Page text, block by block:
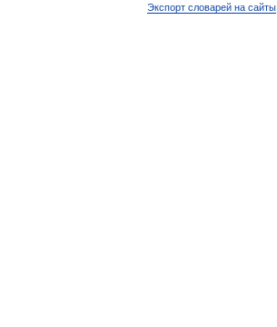
Экспорт словарей на сайты